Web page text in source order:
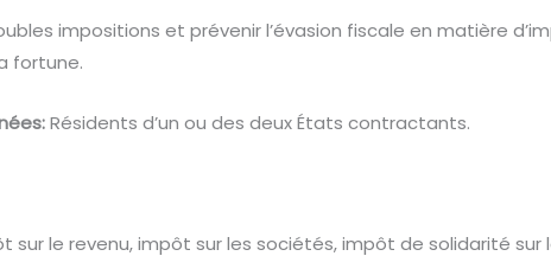
impositions et prévenir l’évasion fiscale en matière
fortune.
Résidents d’un ou des deux États contractants.
sur le revenu, impôt sur les sociétés, impôt de solidarité